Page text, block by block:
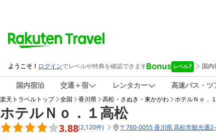
国内宿泊 交通＋宿 レンタカー 高速バス・ツ
楽天トラベルトップ 全国 香川県 高松・さぬき・東かがわ ホテルＮｏ．
ホテルＮｏ．１高松
3.88(2,120件) 〒760-0055 香川県 高松市観光通